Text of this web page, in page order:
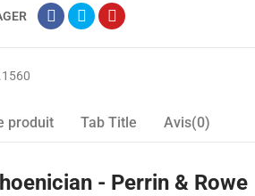
produit Tab Title Avis(0)
- Perrin & Rowe